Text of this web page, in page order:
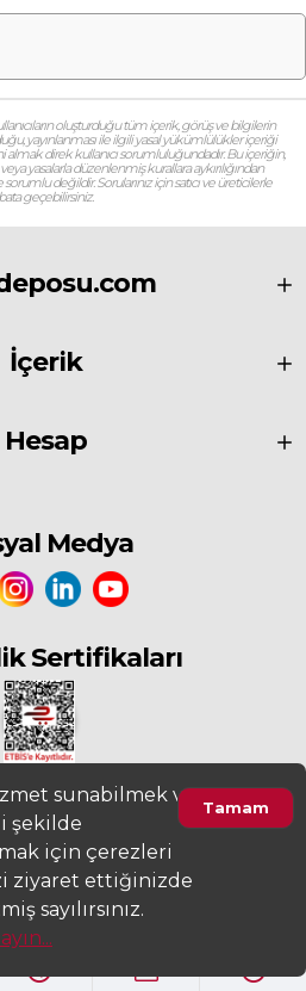
oluşturduğu tüm içerik, görüş ve bilgilerin
yayınlanması ile ilgili yasal yükümlülükler içeriği
almak direk kullanıcı sorumluluğundadır. Bu içeriğin,
yasalarla düzenlenmiş kurallara aykırılığından
değildir. Sorularınız için satıcı ve üreticilerle
geçebilirsiniz.
İçerik
Hesap
Medya
Sertifikaları
Altera Bilgi Teknolojileri LTD. ŞTİ. Her
Metni Kullanım Sözleşmesi
Tamam
sunabilmek ve
şekilde
için çerezleri
ziyaret ettiğinizde
sayılırsınız.